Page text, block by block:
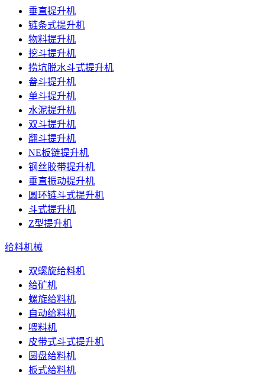
垂直提升机
链条式提升机
物料提升机
挖斗提升机
捞坑脱水斗式提升机
畚斗提升机
单斗提升机
水泥提升机
双斗提升机
翻斗提升机
NE板链提升机
钢丝胶带提升机
垂直振动提升机
圆环链斗式提升机
斗式提升机
Z型提升机
给料机械
双螺旋给料机
给矿机
螺旋给料机
自动给料机
喂料机
皮带式斗式提升机
圆盘给料机
板式给料机